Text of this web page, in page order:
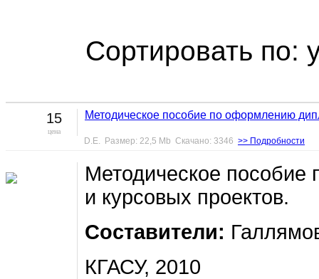
Сортировать по:
15
цена
Методическое пособие по оформлению
D.E. Размер: 22,5 Mb Скачано: 3346 >> Подробности
Методическое
и курсовых проектов.
Составители:
КГАСУ, 2010